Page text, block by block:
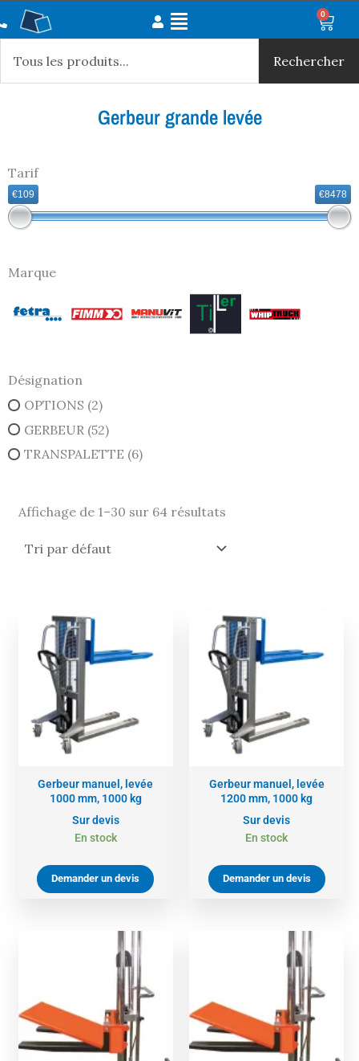
Aller
contenu
Main
0
Rechercher
Gerbeur grande levée
Tarif
€109 €8478
Marque
Désignation
OPTIONS (2)
GERBEUR (52)
TRANSPALETTE (6)
Affichage de 1–30 sur 64 résultats
Gerbeur manuel, levée
1000 mm, 1000 kg
Sur devis
En stock
Demander un devis
Gerbeur manuel, levée
1200 mm, 1000 kg
Sur devis
En stock
Demander un devis